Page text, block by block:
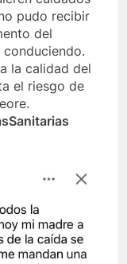
pudo recibir
del
la calidad del
el riesgo de